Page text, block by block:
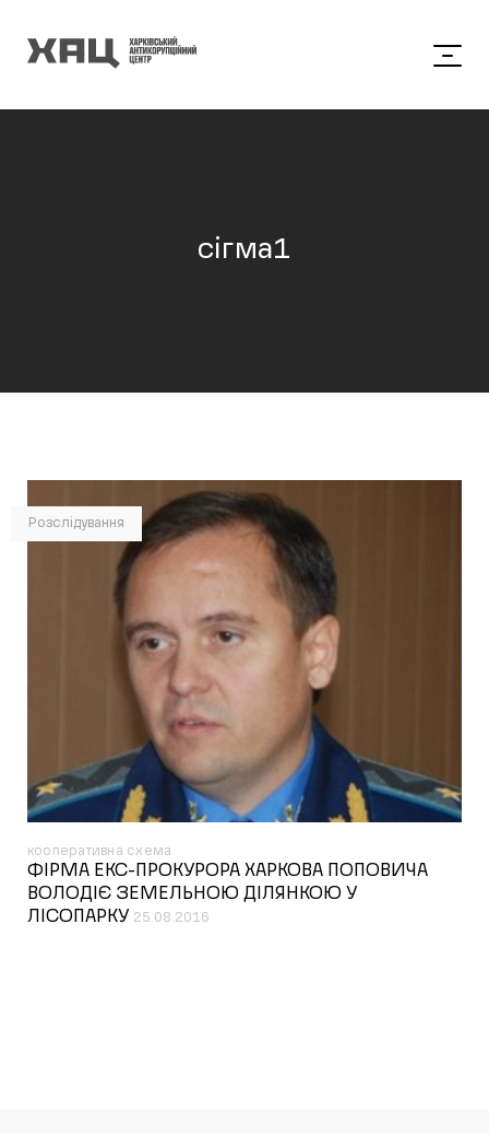
сігма1
Розслідування
кооперативна схема
ФІРМА ЕКС-ПРОКУРОРА ХАРКОВА ПОПОВИЧА
ВОЛОДІЄ ЗЕМЕЛЬНОЮ ДІЛЯНКОЮ У
ЛІСОПАРКУ 25.08.2016